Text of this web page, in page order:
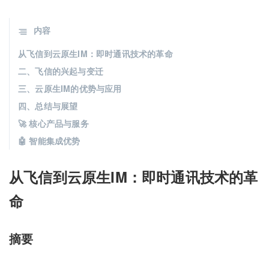
从飞信到云原生IM：即时通讯技术的革
命
摘要
内容
从飞信到云原生IM：即时通讯技术的革命
二、飞信的兴起与变迁
三、云原生IM的优势与应用
四、总结与展望
🚀 核心产品与服务
🤖 智能集成优势